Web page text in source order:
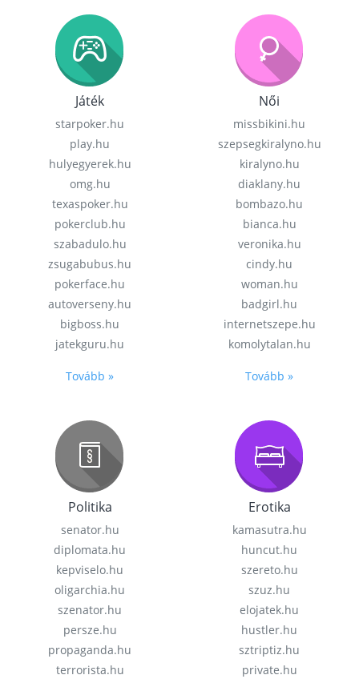
Játék
starpoker.hu
play.hu
hulyegyerek.hu
omg.hu
texaspoker.hu
pokerclub.hu
szabadulo.hu
zsugabubus.hu
pokerface.hu
autoverseny.hu
bigboss.hu
jatekguru.hu
Tovább »
Női
missbikini.hu
szepsegkiralyno.hu
kiralyno.hu
diaklany.hu
bombazo.hu
bianca.hu
veronika.hu
cindy.hu
woman.hu
badgirl.hu
internetszepe.hu
komolytalan.hu
Tovább »
Politika
senator.hu
diplomata.hu
kepviselo.hu
oligarchia.hu
szenator.hu
persze.hu
propaganda.hu
terrorista.hu
Erotika
kamasutra.hu
huncut.hu
szereto.hu
szuz.hu
elojatek.hu
hustler.hu
sztriptiz.hu
private.hu